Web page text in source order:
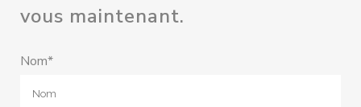
vous maintenant.
Nom*